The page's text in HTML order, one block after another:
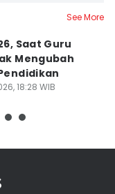
See More
Saat Guru
Mengubah
18:28 WIB